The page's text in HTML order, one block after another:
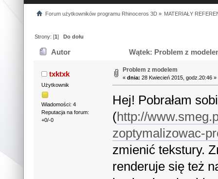
Forum użytkowników programu Rhinoceros 3D» MATERIAŁY
Strony: [1]Do dołu
Autor Wątek: Problem z
txktxk
Użytkownik
Wiadomości: 4
Reputacja na forum:
+0/-0
Problem z modelem
«dnia: 28 Kwiecień 2015, godz.20:46 »
Hej! Pobrałam
(http://
zoptymalizowac-
zmienić tekstury.
renderuje się też